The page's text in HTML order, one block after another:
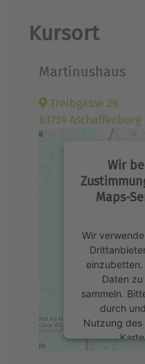
Kursort
Martinushaus
Treibgasse 26
63739 Aschaffenburg
Wir
Maps-
Wir
einzubetten.
Daten
sammeln.
durch
Nutzung des